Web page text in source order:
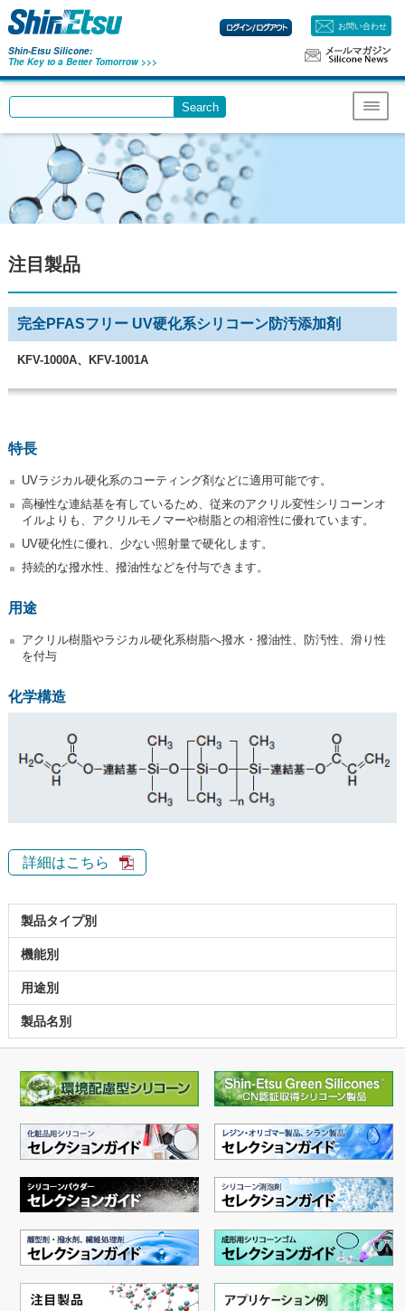
Shin-Etsu Silicone:
The Key to a Better Tomorrow >>>
お問い合わせ
Write your search query here
Search
Menu
注目製品
完全PFASフリー UV硬化系シリコーン防汚添加剤
KFV-1000A、KFV-1001A
特長
UVラジカル硬化系のコーティング剤などに適用可能です。
高極性な連結基を有しているため、従来のアクリル変性シリコーンオ
イルよりも、アクリルモノマーや樹脂との相溶性に優れています。
UV硬化性に優れ、少ない照射量で硬化します。
持続的な撥水性、撥油性などを付与できます。
用途
アクリル樹脂やラジカル硬化系樹脂へ撥水・撥油性、防汚性、滑り性
を付与
化学構造
詳細はこちら
製品タイプ別
機能別
用途別
製品名別